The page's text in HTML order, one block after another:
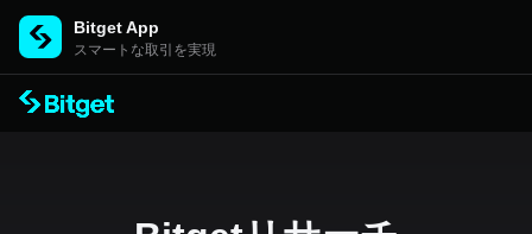
Bitget App
スマートな取引を実現